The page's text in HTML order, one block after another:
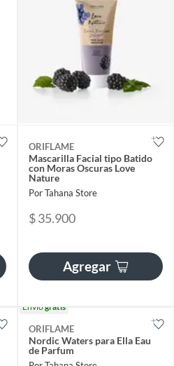
ORIFLAME
Mascarilla Facial tipo Batido
con Moras Oscuras Love
Nature
Por Tahana Store
$ 35.900
Agregar
Envíogratis
ORIFLAME
Nordic Waters para Ella Eau
de Parfum